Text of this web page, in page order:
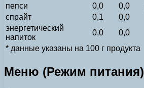
пепси
0,0 0,0
спрайт
0,1 0,0
энергетический
напиток
0,0 0,0
* данные указаны на 100 г продукта
Меню (Режим питания)